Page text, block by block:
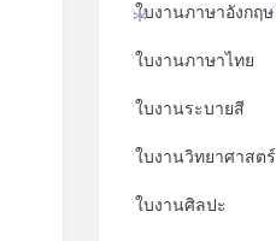
ใบงานภาษาอังกฤษ
ใบงานภาษาไทย
ใบงานระบายสี
ใบงานวิทยาศาสตร์
ใบงานศิลปะ
*